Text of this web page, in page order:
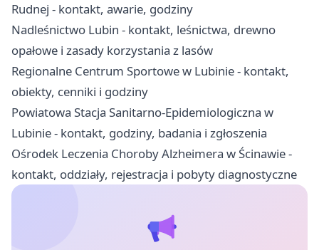
Rudnej - kontakt, awarie, godziny
Nadleśnictwo Lubin - kontakt, leśnictwa, drewno
opałowe i zasady korzystania z lasów
Regionalne Centrum Sportowe w Lubinie - kontakt,
obiekty, cenniki i godziny
Powiatowa Stacja Sanitarno-Epidemiologiczna w
Lubinie - kontakt, godziny, badania i zgłoszenia
Ośrodek Leczenia Choroby Alzheimera w Ścinawie -
kontakt, oddziały, rejestracja i pobyty diagnostyczne